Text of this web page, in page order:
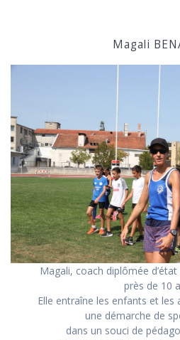
Magali
Magali, coach diplômée
près de 10
Elle entraîne les enfants et
une démarche de
dans un souci de